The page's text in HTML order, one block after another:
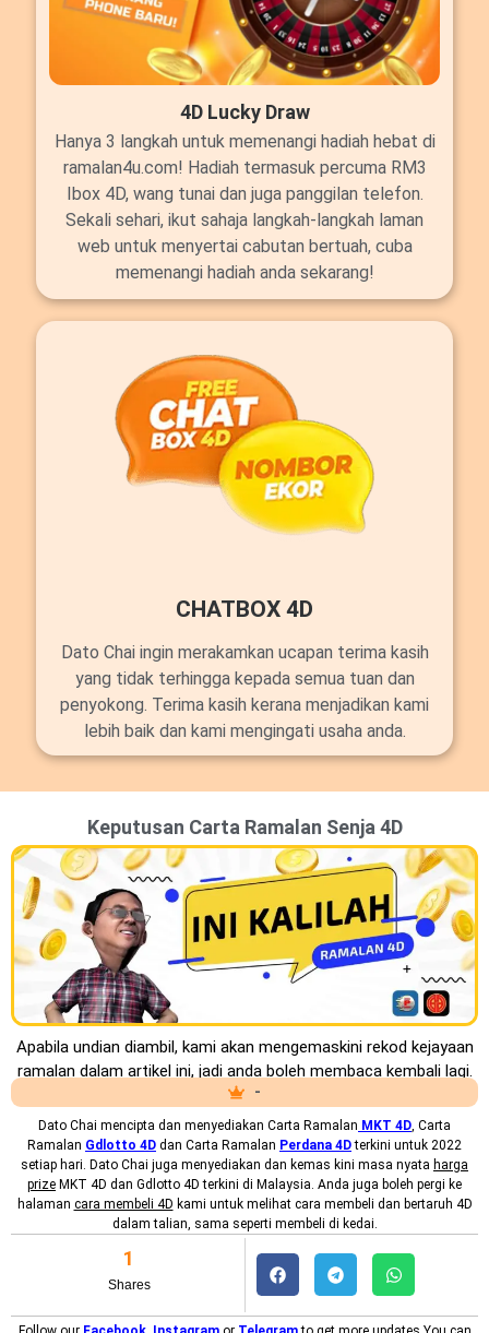
4D Lucky Draw
Hanya 3 langkah untuk memenangi hadiah hebat di
ramalan4u.com! Hadiah termasuk percuma RM3
Ibox 4D, wang tunai dan juga panggilan telefon.
Sekali sehari, ikut sahaja langkah-langkah laman
web untuk menyertai cabutan bertuah, cuba
memenangi hadiah anda sekarang!
CHATBOX 4D
Dato Chai ingin merakamkan ucapan terima kasih
yang tidak terhingga kepada semua tuan dan
penyokong. Terima kasih kerana menjadikan kami
lebih baik dan kami mengingati usaha anda.
Keputusan Carta Ramalan Senja 4D
Apabila undian diambil, kami akan mengemaskini rekod kejayaan
ramalan dalam artikel ini, jadi anda boleh membaca kembali lagi.
-
Dato Chai mencipta dan menyediakan Carta Ramalan MKT 4D , Carta
Ramalan Gdlotto 4D dan Carta Ramalan Perdana 4Dterkini untuk 2022
setiap hari. Dato Chai juga menyediakan dan kemas kini masa nyata harga
prize MKT 4D dan Gdlotto 4D terkini di Malaysia. Anda juga boleh pergi ke
halaman cara membeli 4D kami untuk melihat cara membeli dan bertaruh 4D
dalam talian, sama seperti membeli di kedai.
Shares
1